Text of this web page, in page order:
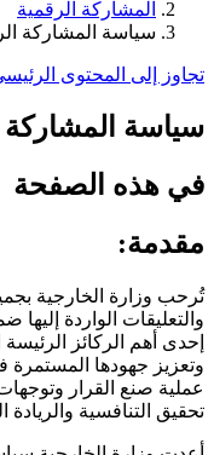
المشاركة الرقمية
سياسة المشاركة
تجاوز إلى المحتوى
سياسة المشاركة
في هذه الصفحة
مقدمة:
تُرحب وزارة الخارجية
والتعليقات الواردة
إحدى أهم الركائز
وتعزيز جهودها المستمرة
عملية صنع القرار
تحقيق التنافسية والريادة